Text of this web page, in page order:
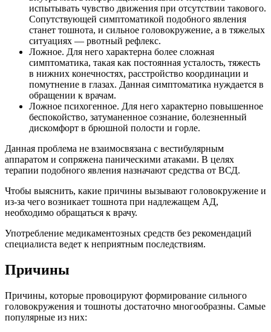
испытывать чувство движения при отсутствии такового.
Сопутствующей симптоматикой подобного явления
станет тошнота, и сильное головокружение, а в тяжелых
ситуациях — рвотный рефлекс.
Ложное. Для него характерна более сложная
симптоматика, такая как постоянная усталость, тяжесть
в нижних конечностях, расстройство координации и
помутнение в глазах. Данная симптоматика нуждается в
обращении к врачам.
Ложное психогенное. Для него характерно повышенное
беспокойство, затуманенное сознание, болезненный
дискомфорт в брюшной полости и горле.
Данная проблема не взаимосвязана с вестибулярным
аппаратом и сопряжена паническими атаками. В целях
терапии подобного явления назначают средства от ВСД.
Чтобы выяснить, какие причины вызывают головокружение и
из-за чего возникает тошнота при надлежащем АД,
необходимо обращаться к врачу.
Употребление медикаментозных средств без рекомендаций
специалиста ведет к неприятным последствиям.
Причины
Причины, которые провоцируют формирование сильного
головокружения и тошноты достаточно многообразны. Самые
популярные из них: